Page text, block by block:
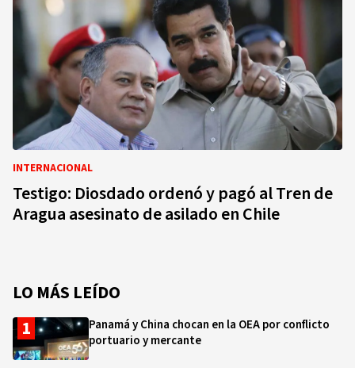
INTERNACIONAL
Testigo: Diosdado ordenó y pagó al Tren de
Aragua asesinato de asilado en Chile
LO MÁS LEÍDO
Panamá y China chocan en la OEA por conflicto
portuario y mercante